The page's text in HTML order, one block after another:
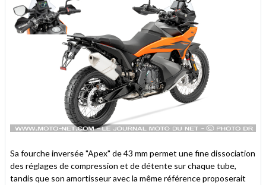
Sa fourche inversée "Apex" de 43 mm permet une fine dissociation
des réglages de compression et de détente sur chaque tube,
tandis que son amortisseur avec la même référence proposerait